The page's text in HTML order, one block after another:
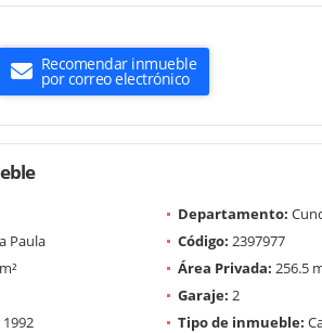
Recomendar inmueble
por correo electrónico
Departamento:
Paula Código: 2397977
Área Privada: 256.5
Garaje: 2
1992 Tipo de inmueble: